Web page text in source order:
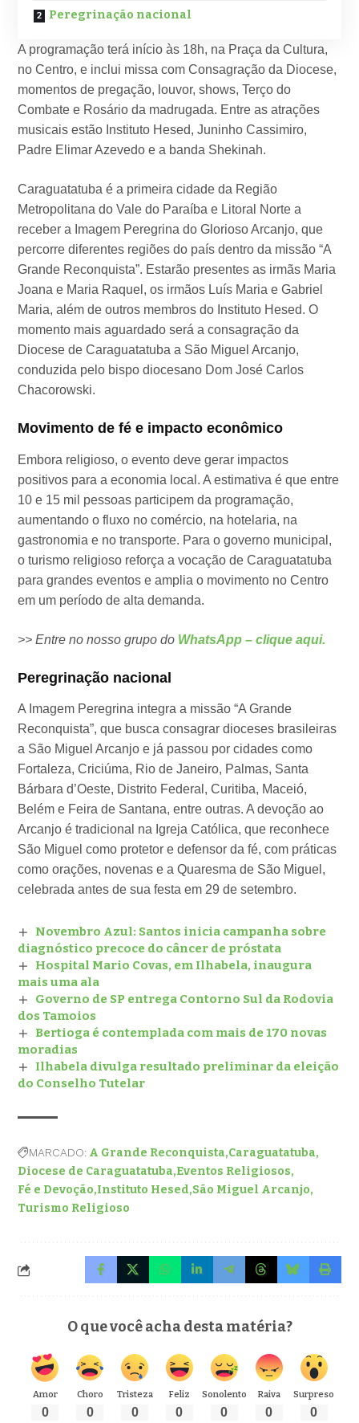
Peregrinação nacional
A programação terá início às 18h, na Praça da Cultura,
no Centro, e inclui missa com Consagração da Diocese,
momentos de pregação, louvor, shows, Terço do
Combate e Rosário da madrugada. Entre as atrações
musicais estão Instituto Hesed, Juninho Cassimiro,
Padre Elimar Azevedo e a banda Shekinah.
Caraguatatuba é a primeira cidade da Região
Metropolitana do Vale do Paraíba e Litoral Norte a
receber a Imagem Peregrina do Glorioso Arcanjo, que
percorre diferentes regiões do país dentro da missão “A
Grande Reconquista”. Estarão presentes as irmãs Maria
Joana e Maria Raquel, os irmãos Luís Maria e Gabriel
Maria, além de outros membros do Instituto Hesed. O
momento mais aguardado será a consagração da
Diocese de Caraguatatuba a São Miguel Arcanjo,
conduzida pelo bispo diocesano Dom José Carlos
Chacorowski.
Movimento de fé e impacto econômico
Embora religioso, o evento deve gerar impactos
positivos para a economia local. A estimativa é que entre
10 e 15 mil pessoas participem da programação,
aumentando o fluxo no comércio, na hotelaria, na
gastronomia e no transporte. Para o governo municipal,
o turismo religioso reforça a vocação de Caraguatatuba
para grandes eventos e amplia o movimento no Centro
em um período de alta demanda.
>> Entre no nosso grupo do WhatsApp – clique aqui.
Peregrinação nacional
A Imagem Peregrina integra a missão “A Grande
Reconquista”, que busca consagrar dioceses brasileiras
a São Miguel Arcanjo e já passou por cidades como
Fortaleza, Criciúma, Rio de Janeiro, Palmas, Santa
Bárbara d’Oeste, Distrito Federal, Curitiba, Maceió,
Belém e Feira de Santana, entre outras. A devoção ao
Arcanjo é tradicional na Igreja Católica, que reconhece
São Miguel como protetor e defensor da fé, com práticas
como orações, novenas e a Quaresma de São Miguel,
celebrada antes de sua festa em 29 de setembro.
Novembro Azul: Santos inicia campanha sobre
diagnóstico precoce do câncer de próstata
Hospital Mario Covas, em Ilhabela, inaugura
mais uma ala
Governo de SP entrega Contorno Sul da Rodovia
dos Tamoios
Bertioga é contemplada com mais de 170 novas
moradias
Ilhabela divulga resultado preliminar da eleição
do Conselho Tutelar
MARCADO: A Grande Reconquista Caraguatatuba
Diocese de Caraguatatuba Eventos Religiosos
Fé e Devoção Instituto Hesed São Miguel Arcanjo
Turismo Religioso
O que você acha desta matéria?
Amor
0
Choro
0
Tristeza
0
Feliz
0
Sonolento
0
Raiva
0
Surpreso
0